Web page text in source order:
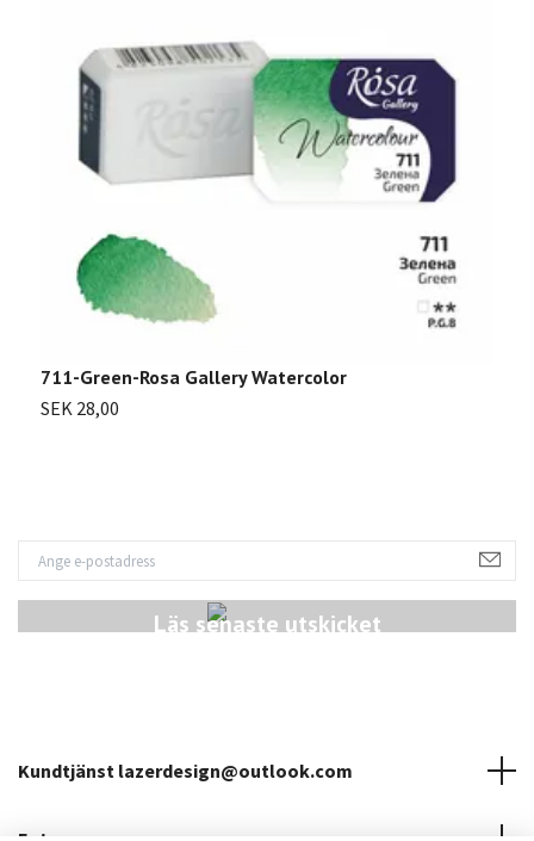
Läs senaste utskicket
711-Green-Rosa Gallery Watercolor
SEK 28,00
Kundtjänst lazerdesign@outlook.com